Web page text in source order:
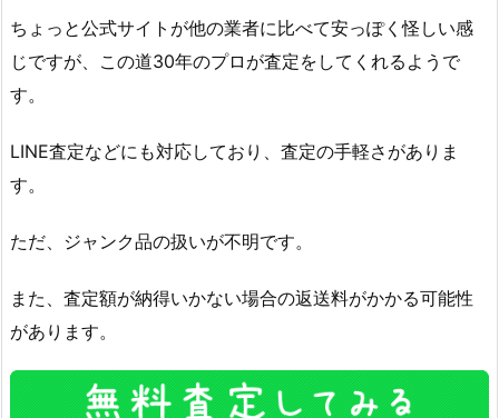
ちょっと公式サイトが他の業者に比べて安っぽく怪しい感
じですが、この道30年のプロが査定をしてくれるようで
す。
LINE査定などにも対応しており、査定の手軽さがありま
す。
ただ、ジャンク品の扱いが不明です。
また、査定額が納得いかない場合の返送料がかかる可能性
があります。